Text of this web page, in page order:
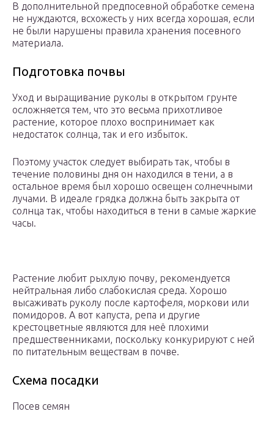
В дополнительной предпосевной обработке семена
не нуждаются, всхожесть у них всегда хорошая, если
не были нарушены правила хранения посевного
материала.
Подготовка почвы
Уход и выращивание руколы в открытом грунте
осложняется тем, что это весьма прихотливое
растение, которое плохо воспринимает как
недостаток солнца, так и его избыток.
Поэтому участок следует выбирать так, чтобы в
течение половины дня он находился в тени, а в
остальное время был хорошо освещен солнечными
лучами. В идеале грядка должна быть закрыта от
солнца так, чтобы находиться в тени в самые жаркие
часы.
Растение любит рыхлую почву, рекомендуется
нейтральная либо слабокислая среда. Хорошо
высаживать руколу после картофеля, моркови или
помидоров. А вот капуста, репа и другие
крестоцветные являются для неё плохими
предшественниками, поскольку конкурируют с ней
по питательным веществам в почве.
Схема посадки
Посев семян